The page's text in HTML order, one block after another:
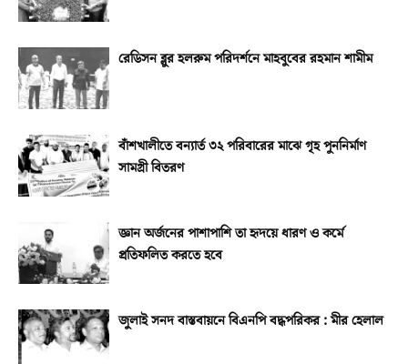
রেডিসন ব্লুর হলরুম পরিদর্শনে মাহবুবের রহমান শামীম
বাঁশখালীতে বন্যার্ত ৩২ পরিবারের মাঝে গৃহ পুননির্মাণ
সামগ্রী বিতরণ
জ্ঞান অর্জনের পাশাপাশি তা হৃদয়ে ধারণ ও কর্মে
প্রতিফলিত করতে হবে
জুলাই সনদ বাস্তবায়নে বিএনপি বদ্ধপরিকর : মীর হেলাল